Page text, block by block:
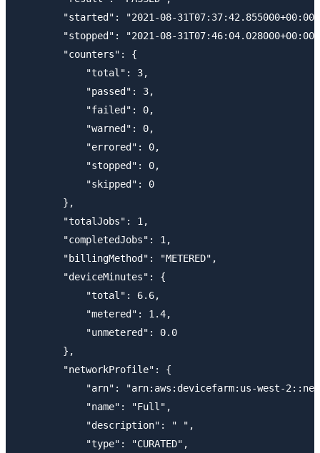
"started": "2021-08-
"stopped": "2021-08-
        "counters": {
            "total": 3,
            "passed": 3,
            "failed": 0,
            "warned": 0,
            "errored": 0,
            "stopped": 0,
            "skipped": 0
        },
        "totalJobs": 1,
        "completedJobs": 1,
        "billingMethod": "METERED",
        "deviceMinutes": {
            "total": 6.6,
            "metered": 1.4,
            "unmetered": 0.0
        },
        "networkProfile": {
"arn": "arn:aws:devicefarm:us-west-
            "name": "Full",
            "description": " ",
            "type": "CURATED",